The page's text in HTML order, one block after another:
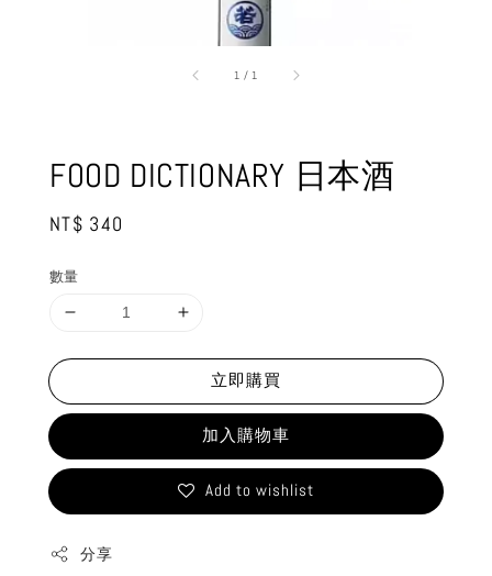
1 / 1
FOOD DICTIONARY 日本酒
Regular
NT$ 340
數量
立即購買
加入購物車
Add to wishlist
分享